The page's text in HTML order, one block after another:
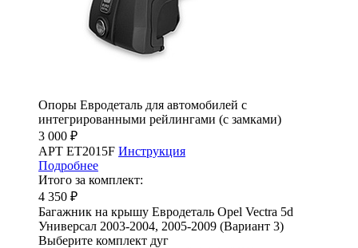
Опоры Евродеталь для автомобилей с
интегрированными рейлингами (с замками)
3 000 ₽
АРТ ET2015F Инструкция
Подробнее
Итого за комплект:
4 350 ₽
Багажник на крышу Евродеталь Opel Vectra 5d
Универсал 2003-2004, 2005-2009 (Вариант 3)
Выберите комплект дуг